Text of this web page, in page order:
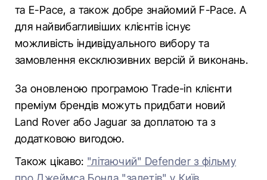
та E-Pace, а також добре знайомий F-Pace. А
для найвибагливіших клієнтів існує
можливість індивідуального вибору та
замовлення ексклюзивних версій й виконань.
За оновленою програмою Trade-in клієнти
преміум брендів можуть придбати новий
Land Rover або Jaguar за доплатою та з
додатковою вигодою.
Також цікаво: "літаючий" Defender з фільму